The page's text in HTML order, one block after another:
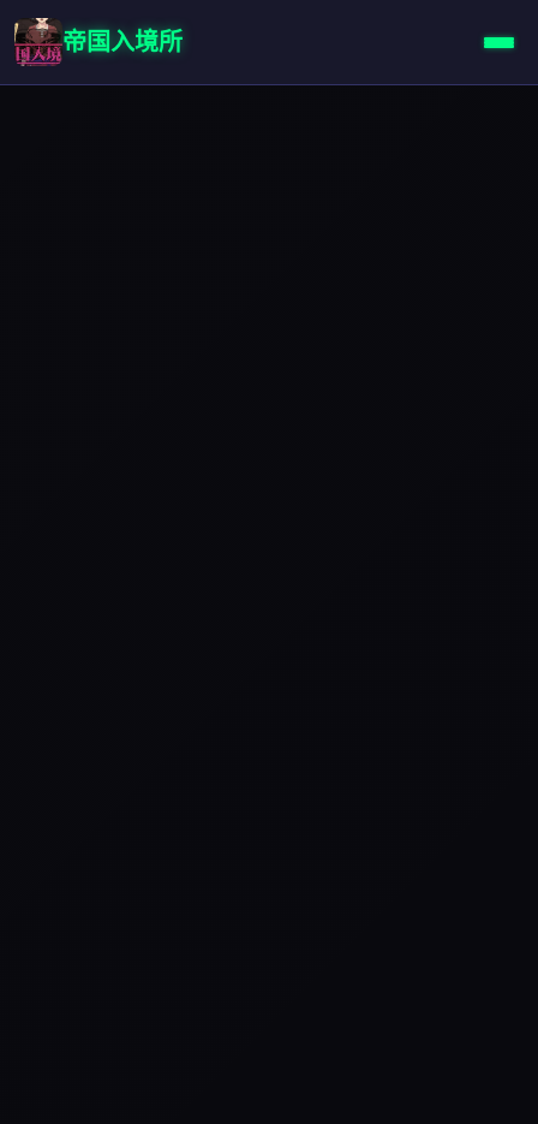
帝国入境所